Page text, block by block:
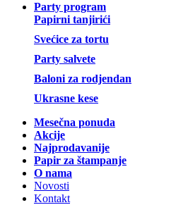
Party program
Papirni tanjirići
Svećice za tortu
Party salvete
Baloni za rodjendan
Ukrasne kese
Mesečna ponuda
Akcije
Najprodavanije
Papir za štampanje
O nama
Novosti
Kontakt